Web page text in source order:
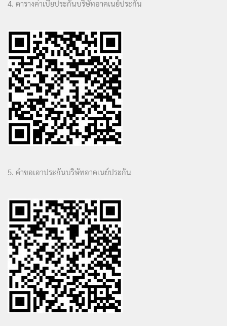
4. ตารางค่าเบี้ยประกันบริษัทอาคเนย์ประกัน
5. คำขอเอาประกันบริษัทอาคเนย์ประกัน